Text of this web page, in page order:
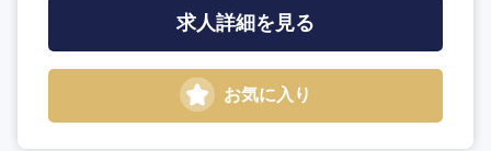
求人詳細を見る
お気に入り